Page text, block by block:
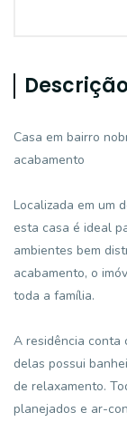
Casa em bairro
acabamento
Localizada em um
esta casa é ideal
ambientes bem
acabamento, o
toda a família.
A residência conta
delas possui
de relaxamento.
planejados e ar-